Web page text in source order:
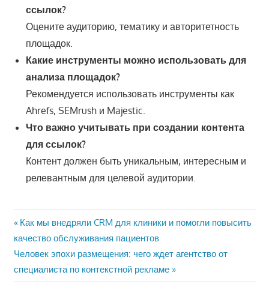
ссылок?
Оцените аудиторию, тематику и авторитетность
площадок.
Какие инструменты можно использовать для
анализа площадок?
Рекомендуется использовать инструменты как
Ahrefs, SEMrush и Majestic.
Что важно учитывать при создании контента
для ссылок?
Контент должен быть уникальным, интересным и
релевантным для целевой аудитории.
Навигация
по
записям
Предыдущая
запись:
Как мы внедряли CRM для клиники и помогли повысить
качество обслуживания пациентов
Следующая
запись:
Человек эпохи размещения: чего ждет агентство от
специалиста по контекстной рекламе